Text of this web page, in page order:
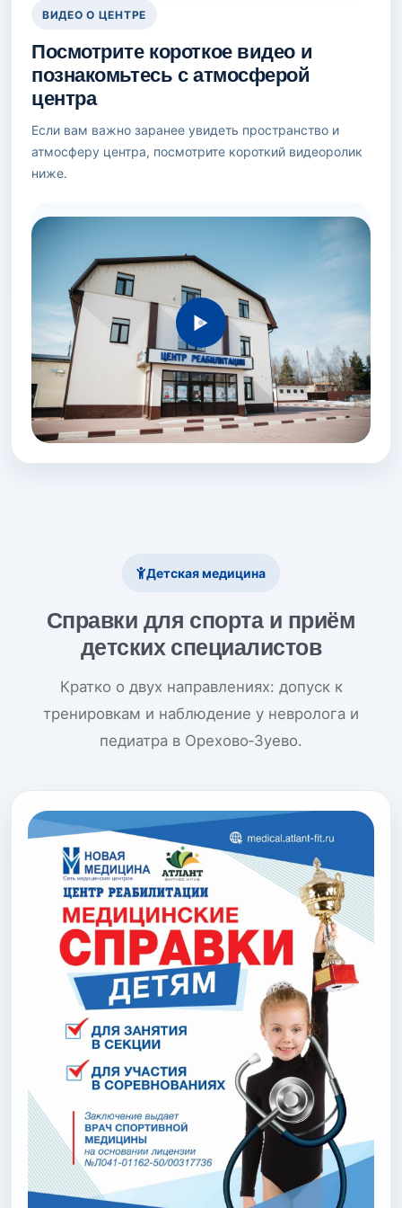
ВИДЕО О ЦЕНТРЕ
Посмотрите короткое видео и
познакомьтесь с атмосферой
центра
Если вам важно заранее увидеть пространство и
атмосферу центра, посмотрите короткий видеоролик
ниже.
Детская медицина
Справки для спорта и приём
детских специалистов
Кратко о двух направлениях: допуск к
тренировкам и наблюдение у невролога и
педиатра в Орехово‑Зуево.